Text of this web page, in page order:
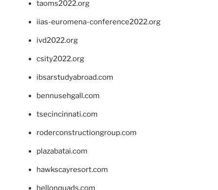
taoms2022.org
iias-euromena-conference2022.org
ivd2022.org
csity2022.org
ibsarstudyabroad.com
bennusehgall.com
tsecincinnati.com
roderconstructiongroup.com
plazabatai.com
hawkscayresort.com
hellonquads.com